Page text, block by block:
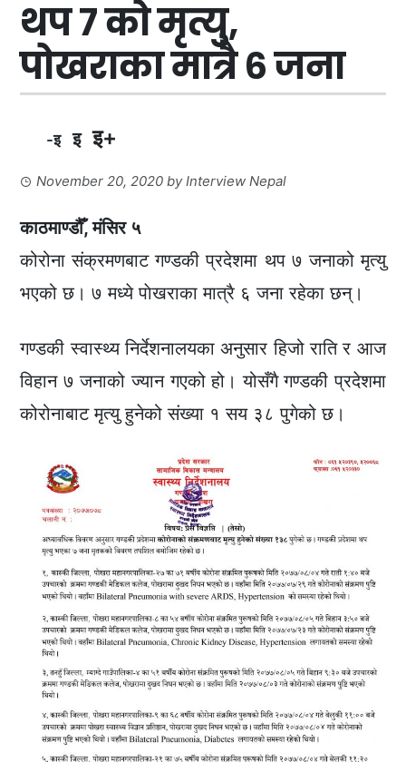
थप ७ को मृत्यु,
पोखराका मात्रै ६ जना
-इ इ इ+
November 20, 2020 byInterview Nepal
काठमाण्डौँ, मंसिर ५
कोरोना संक्रमणबाट गण्डकी प्रदेशमा थप ७ जनाको मृत्यु
भएको छ। ७ मध्ये पाेखराका मात्रै ६ जना रहेका छन्।
गण्डकी स्वास्थ्य निर्देशनालयका अनुसार हिजो राति र आज
विहान ७ जनाको ज्यान गएको हो। योसँगै गण्डकी प्रदेशमा
कोरोनाबाट मृत्यु हुनेको संख्या १ सय ३८ पुगेको छ।